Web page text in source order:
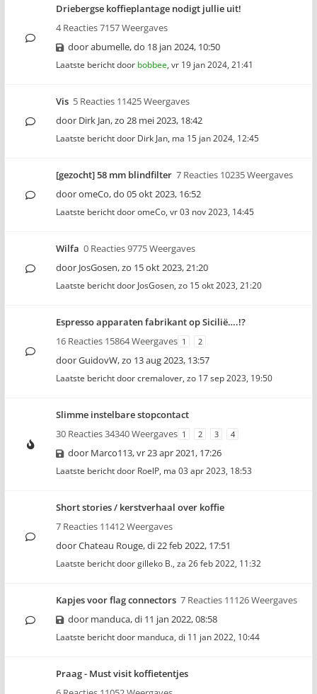
Driebergse koffieplantage nodigt jullie uit!
4 Reacties 7157 Weergaves
doorabumelle,do 18 jan 2024, 10:50
Laatste bericht door bobbee, vr 19 jan 2024, 21:41
Vis 5 Reacties 11425 Weergaves
door Dirk Jan,zo 28 mei 2023, 18:42
Laatste bericht door Dirk Jan, ma 15 jan 2024, 12:45
[gezocht] 58 mm blindfilter 7 Reacties 10235 Weergaves
dooromeCo,do 05 okt 2023, 16:52
Laatste bericht dooromeCo, vr 03 nov 2023, 14:45
Wilfa 0 Reacties 9775 Weergaves
door JosGosen,zo 15 okt 2023, 21:20
Laatste bericht door JosGosen, zo 15 okt 2023, 21:20
Espresso apparaten fabrikant op Sicilië….!?
16 Reacties 15864 Weergaves 1 2
doorGuidovW,zo 13 aug 2023, 13:57
Laatste bericht doorcremalover, zo 17 sep 2023, 19:50
Slimme instelbare stopcontact
30 Reacties 34340 Weergaves 1 2 3 4
door Marco113,vr 23 apr 2021, 17:26
Laatste bericht door RoelP, ma 03 apr 2023, 18:53
Short stories / kerstverhaal over koffie
7 Reacties 11412 Weergaves
doorChateau Rouge,di 22 feb 2022, 17:51
Laatste bericht doorgilleko B., za 26 feb 2022, 11:32
Kapjes voor flag connectors 7 Reacties 11126 Weergaves
door manduca,di 11 jan 2022, 08:58
Laatste bericht door manduca, di 11 jan 2022, 10:44
Praag - Must visit koffietentjes